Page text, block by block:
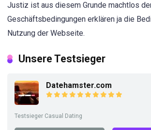
Justiz ist aus diesem Grunde machtlos
Geschäftsbedingungen erklären ja die
Nutzung der Webseite.
Unsere Testsieger
Datehamster.com
Testsieger Casual Dating